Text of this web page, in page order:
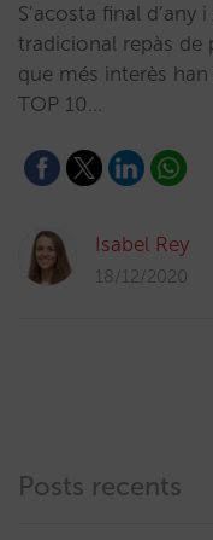
S’acosta final
tradicional repàs de
que més interès
TOP 10…
Isabel Rey
18/12/2020
Posts recents